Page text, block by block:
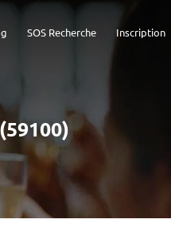
Inscription
SOS Recherche